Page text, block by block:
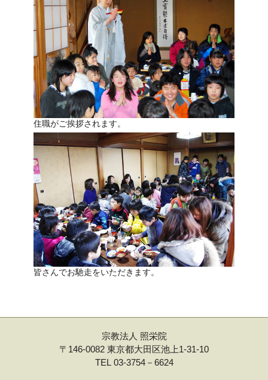
住職がご挨拶されます。
皆さんでお馳走をいただきます。
宗教法人 照栄院
〒146-0082 東京都大田区池上1-31-10
TEL 03-3754－6624